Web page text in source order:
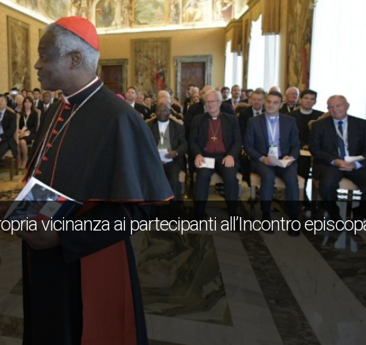
vicinanza ai partecipanti all’Incontro